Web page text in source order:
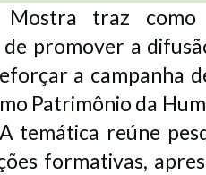
Mostra traz
promover a
a campanha
Patrimônio da
temática reúne
formativas,